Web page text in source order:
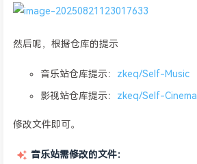
然后呢，根据仓库的提示
音乐站仓库提示： zkeq/Self-Music
影视站仓库提示： zkeq/Self-Cinema
修改文件即可。
音乐站需修改的文件：